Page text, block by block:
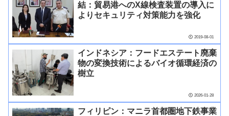
結：貿易港へのX線検査装置の導入に
よりセキュリティ対策能力を強化
2019-08-01
インドネシア：フードエステート廃棄
物の変換技術によるバイオ循環経済の
樹立
2026-01-28
フィリピン：マニラ首都圏地下鉄事業